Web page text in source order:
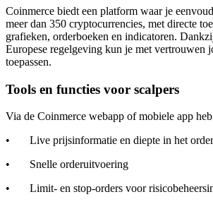
Coinmerce biedt een platform waar je
meer dan 350 cryptocurrencies, met directe
grafieken, orderboeken en indicatoren.
Europese regelgeving kun je met vertrouwen
toepassen.
Tools en functies voor scalpers
Via de Coinmerce webapp of mobiele app
• Live prijsinformatie en diepte in het
• Snelle orderuitvoering
• Limit- en stop-orders voor